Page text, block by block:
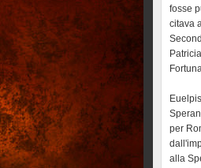
fosse
citava
per
alla